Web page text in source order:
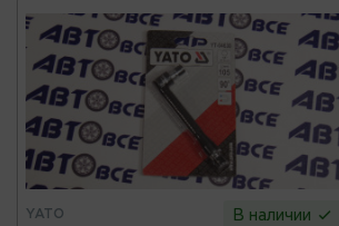
YATO В наличии